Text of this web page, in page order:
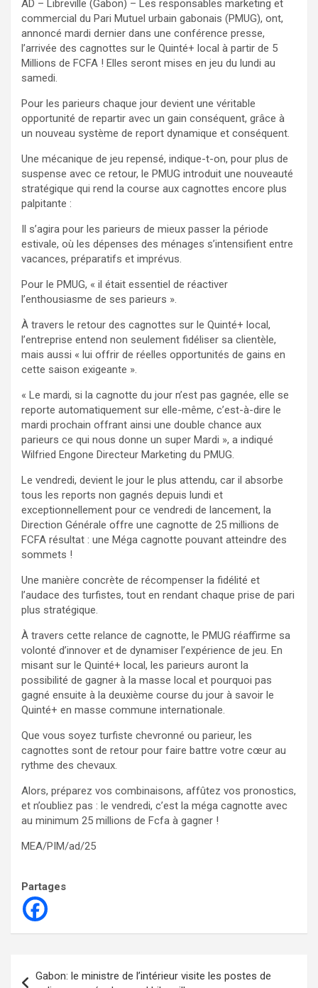
AD – Libreville (Gabon) – Les responsables marketing et
commercial du Pari Mutuel urbain gabonais (PMUG), ont,
annoncé mardi dernier dans une conférence presse,
l’arrivée des cagnottes sur le Quinté+ local à partir de 5
Millions de FCFA ! Elles seront mises en jeu du lundi au
samedi.
Pour les parieurs chaque jour devient une véritable
opportunité de repartir avec un gain conséquent, grâce à
un nouveau système de report dynamique et conséquent.
Une mécanique de jeu repensé, indique-t-on, pour plus de
suspense avec ce retour, le PMUG introduit une nouveauté
stratégique qui rend la course aux cagnottes encore plus
palpitante :
Il s’agira pour les parieurs de mieux passer la période
estivale, où les dépenses des ménages s’intensifient entre
vacances, préparatifs et imprévus.
Pour le PMUG, « il était essentiel de réactiver
l’enthousiasme de ses parieurs ».
À travers le retour des cagnottes sur le Quinté+ local,
l’entreprise entend non seulement fidéliser sa clientèle,
mais aussi « lui offrir de réelles opportunités de gains en
cette saison exigeante ».
« Le mardi, si la cagnotte du jour n’est pas gagnée, elle se
reporte automatiquement sur elle-même, c’est-à-dire le
mardi prochain offrant ainsi une double chance aux
parieurs ce qui nous donne un super Mardi », a indiqué
Wilfried Engone Directeur Marketing du PMUG.
Le vendredi, devient le jour le plus attendu, car il absorbe
tous les reports non gagnés depuis lundi et
exceptionnellement pour ce vendredi de lancement, la
Direction Générale offre une cagnotte de 25 millions de
FCFA résultat : une Méga cagnotte pouvant atteindre des
sommets !
Une manière concrète de récompenser la fidélité et
l’audace des turfistes, tout en rendant chaque prise de pari
plus stratégique.
À travers cette relance de cagnotte, le PMUG réaffirme sa
volonté d’innover et de dynamiser l’expérience de jeu. En
misant sur le Quinté+ local, les parieurs auront la
possibilité de gagner à la masse local et pourquoi pas
gagné ensuite à la deuxième course du jour à savoir le
Quinté+ en masse commune internationale.
Que vous soyez turfiste chevronné ou parieur, les
cagnottes sont de retour pour faire battre votre cœur au
rythme des chevaux.
Alors, préparez vos combinaisons, affûtez vos pronostics,
et n’oubliez pas : le vendredi, c’est la méga cagnotte avec
au minimum 25 millions de Fcfa à gagner !
MEA/PIM/ad/25
Partages
Gabon: le ministre de l’intérieur visite les postes de